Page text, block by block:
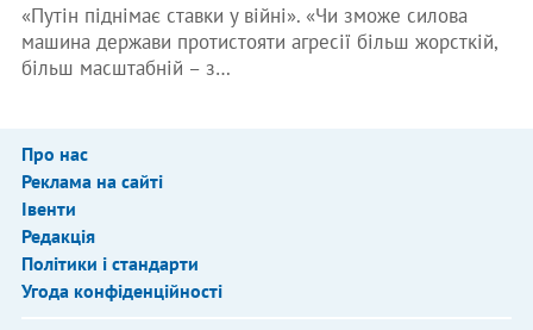
«Путін піднімає ставки у війні». «Чи зможе силова
машина держави протистояти агресії більш жорсткій,
більш масштабній – з…
Про нас
Реклама на сайті
Івенти
Редакція
Політики і стандарти
Угода конфіденційності